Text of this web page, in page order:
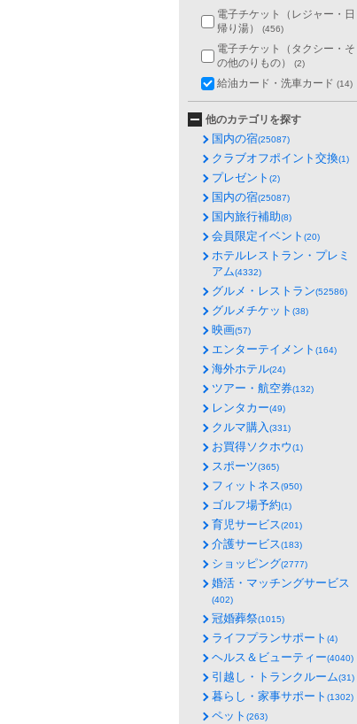
電子チケット（レジャー・日
帰り湯）
(456)
電子チケット（タクシー・そ
の他のりもの）
(2)
給油カード・洗車カード (14)
他のカテゴリを探す
国内の宿(25087)
クラブオフポイント交換(1)
プレゼント (2)
国内の宿(25087)
国内旅行補助(8)
会員限定イベント (20)
ホテルレストラン・プレミ
アム(4332)
グルメ・レストラン(52586)
グルメチケット (38)
映画(57)
エンターテイメント (164)
海外ホテル(24)
ツアー・航空券(132)
レンタカー(49)
クルマ購入(331)
お買得ソクホウ(1)
スポーツ(365)
フィットネス(950)
ゴルフ場予約(1)
育児サービス(201)
介護サービス(183)
ショッピング(2777)
婚活・マッチングサービス
(402)
冠婚葬祭(1015)
ライフプランサポート (4)
ヘルス＆ビューティー(4040)
引越し・トランクルーム(31)
暮らし・家事サポート (1302)
ペット (263)